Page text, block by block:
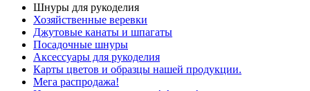
Шнуры для рукоделия
Хозяйственные веревки
Джутовые канаты и шпагаты
Посадочные шнуры
Аксессуары для рукоделия
Карты цветов и образцы нашей продукции.
Мега распродажа!